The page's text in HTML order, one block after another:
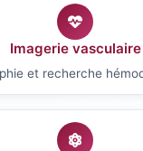
Imagerie vasculaire
et recherche